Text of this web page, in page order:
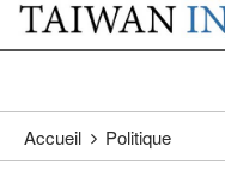
Passer au contenu principal
:::
Accueil Politique